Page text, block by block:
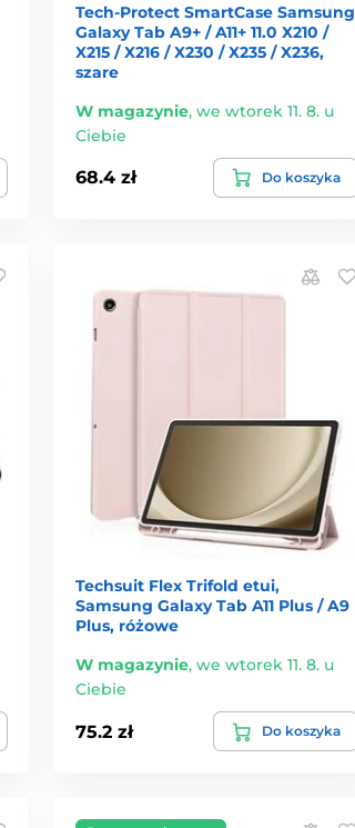
Tech-Protect SmartCase Samsung
Galaxy Tab A9+ / A11+ 11.0 X210 /
X215 / X216 / X230 / X235 / X236,
szare
W magazynie, we wtorek 11. 8. u
Ciebie
68.4 zł Do koszyka
Techsuit Flex Trifold etui,
Samsung Galaxy Tab A11 Plus / A9
Plus, różowe
W magazynie, we wtorek 11. 8. u
Ciebie
75.2 zł Do koszyka